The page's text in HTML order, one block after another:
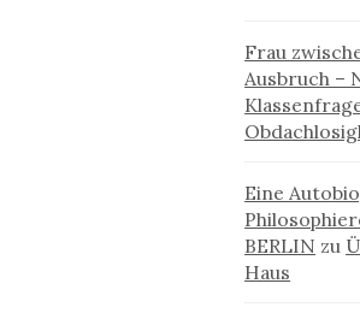
Frau
Ausbruch –
Eine
BERLIN zu
Haus